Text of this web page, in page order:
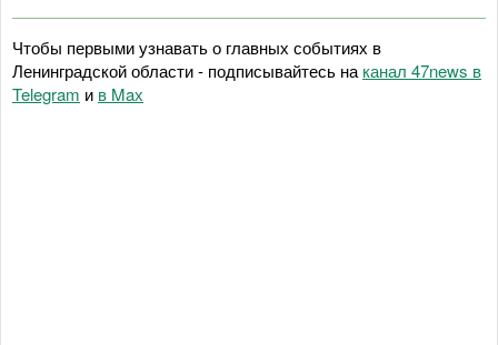
Чтобы первыми узнавать о главных событиях в
Ленинградской области - подписывайтесь на канал 47news в
Telegram и в Maх